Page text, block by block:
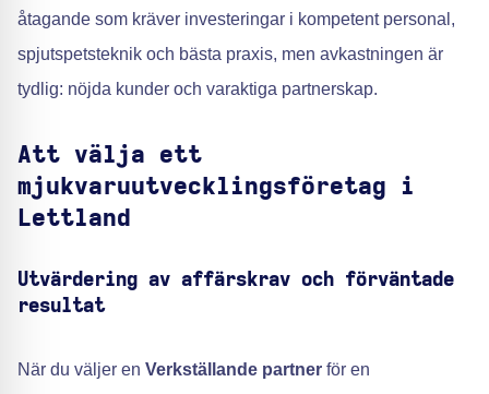
åtagande som kräver investeringar i kompetent personal,
spjutspetsteknik och bästa praxis, men avkastningen är
tydlig: nöjda kunder och varaktiga partnerskap.
Att välja ett
mjukvaruutvecklingsföretag i
Lettland
Utvärdering av affärskrav och förväntade
resultat
När du väljer en Verkställande partner för en